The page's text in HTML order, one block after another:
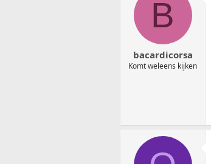
B
bacardicorsa
Komt weleens kijken